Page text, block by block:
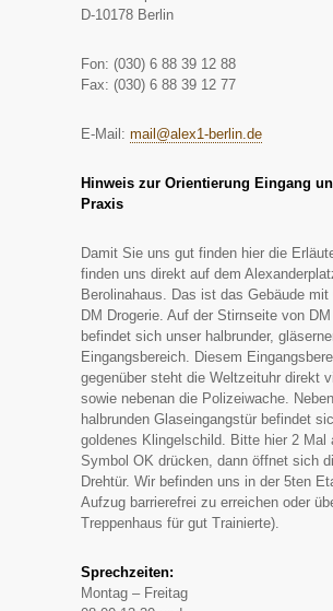
D-10178 Berlin
Fon: (030) 6 88 39 12 88
Fax: (030) 6 88 39 12 77
E-Mail: mail@alex1-berlin.de
Hinweis zur Orientierung Eingang
Praxis
Damit Sie uns gut finden hier die
finden uns direkt auf dem
Berolinahaus. Das ist das Gebäude mit
DM Drogerie. Auf der Stirnseite von
befindet sich unser halbrunder,
Eingangsbereich. Diesem
gegenüber steht die Weltzeituhr direkt
sowie nebenan die Polizeiwache.
halbrunden Glaseingangstür befindet
goldenes Klingelschild. Bitte hier 2 Mal
Symbol OK drücken, dann öffnet sich
Drehtür. Wir befinden uns in der 5ten
Aufzug barrierefrei zu erreichen oder
Treppenhaus für gut Trainierte).
Sprechzeiten:
Montag – Freitag